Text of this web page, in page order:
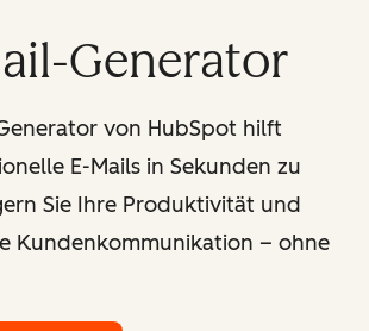
Generator
von HubSpot hilft
E-Mails in Sekunden zu
Sie Ihre Produktivität und
Kundenkommunikation – ohne